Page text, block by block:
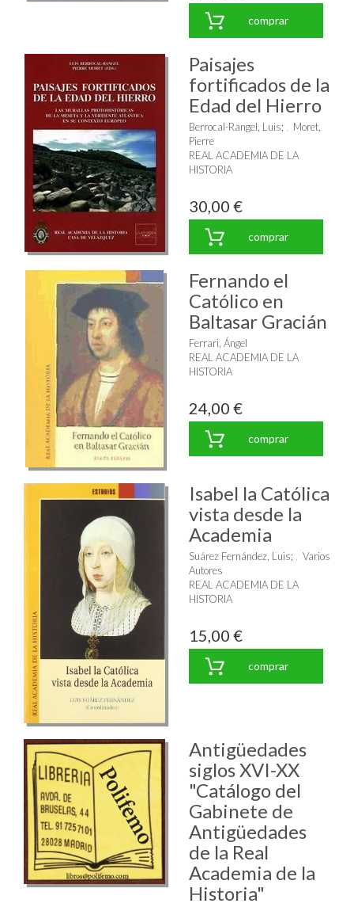
comprar
Paisajes
fortificados de la
Edad del Hierro
Berrocal-Rangel, Luis;
Moret,
Pierre
REAL ACADEMIA DE LA
HISTORIA
30,00 €
comprar
Fernando el
Católico en
Baltasar Gracián
Ferrari, Ángel
REAL ACADEMIA DE LA
HISTORIA
24,00 €
comprar
Isabel la Católica
vista desde la
Academia
Suárez Fernández, Luis;
Varios
Autores
REAL ACADEMIA DE LA
HISTORIA
15,00 €
comprar
Antigüedades
siglos XVI-XX
"Catálogo del
Gabinete de
Antigüedades
de la Real
Academia de la
Historia"